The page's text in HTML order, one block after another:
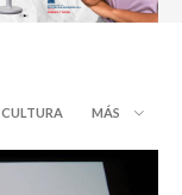
CULTURA MÁS